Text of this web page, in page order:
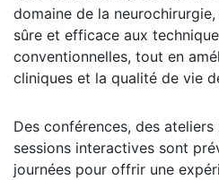
domaine de la
sûre et efficace aux
conventionnelles, tout en
cliniques et la qualité de vie
Des conférences, des
sessions interactives sont
journées pour offrir une